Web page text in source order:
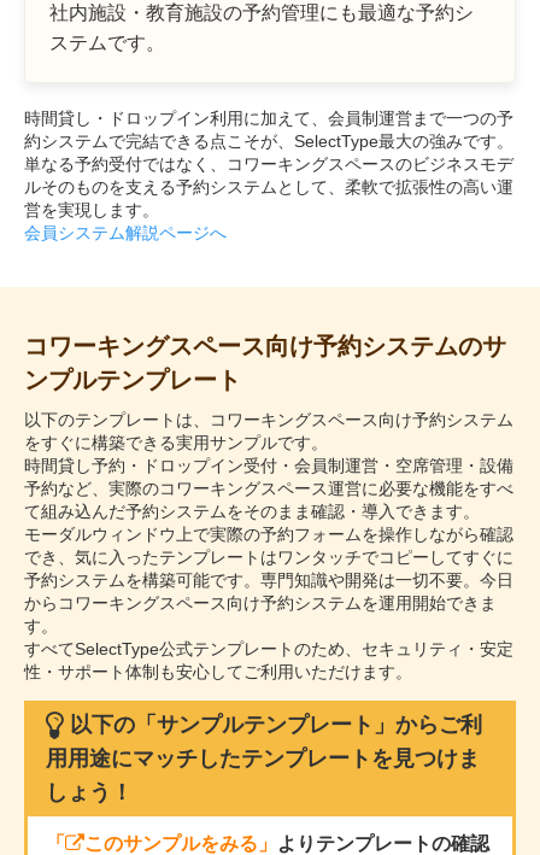
社内施設・教育施設の予約管理にも最適な予約シ
ステムです。
時間貸し・ドロップイン利用に加えて、会員制運営まで一つの予
約システムで完結できる点こそが、SelectType最大の強みです。
単なる予約受付ではなく、コワーキングスペースのビジネスモデ
ルそのものを支える予約システムとして、柔軟で拡張性の高い運
営を実現します。
会員システム解説ページへ
コワーキングスペース向け予約システムのサ
ンプルテンプレート
以下のテンプレートは、コワーキングスペース向け予約システム
をすぐに構築できる実用サンプルです。
時間貸し予約・ドロップイン受付・会員制運営・空席管理・設備
予約など、実際のコワーキングスペース運営に必要な機能をすべ
て組み込んだ予約システムをそのまま確認・導入できます。
モーダルウィンドウ上で実際の予約フォームを操作しながら確認
でき、気に入ったテンプレートはワンタッチでコピーしてすぐに
予約システムを構築可能です。専門知識や開発は一切不要。今日
からコワーキングスペース向け予約システムを運用開始できま
す。
すべてSelectType公式テンプレートのため、セキュリティ・安定
性・サポート体制も安心してご利用いただけます。
以下の「サンプルテンプレート」からご利
用用途にマッチしたテンプレートを見つけま
しょう！
「 このサンプルをみる」 よりテンプレートの確認